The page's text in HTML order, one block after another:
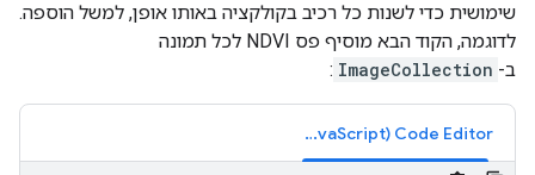
שימושית כדי לשנות כל רכיב בקולקציה באותו אופן, למשל הוספה.
לדוגמה, הקוד הבא מוסיף פס NDVI לכל תמונה
ב- ImageCollection
:
Code Editor‏ (JavaScript)